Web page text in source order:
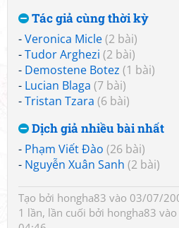
Tác giả cùng thời kỳ
-Veronica Micle(2 bài)
-Tudor Arghezi (2 bài)
- Demostene Botez (1 bài)
- Lucian Blaga (7 bài)
-Tristan Tzara (6 bài)
Dịch giả nhiều bài nhất
- Phạm Viết Đào (26 bài)
- Nguyễn Xuân Sanh (2 bài)
Tạo bởi hongha83 vào 03/07/
1 lần, lần cuối bởi hongha83